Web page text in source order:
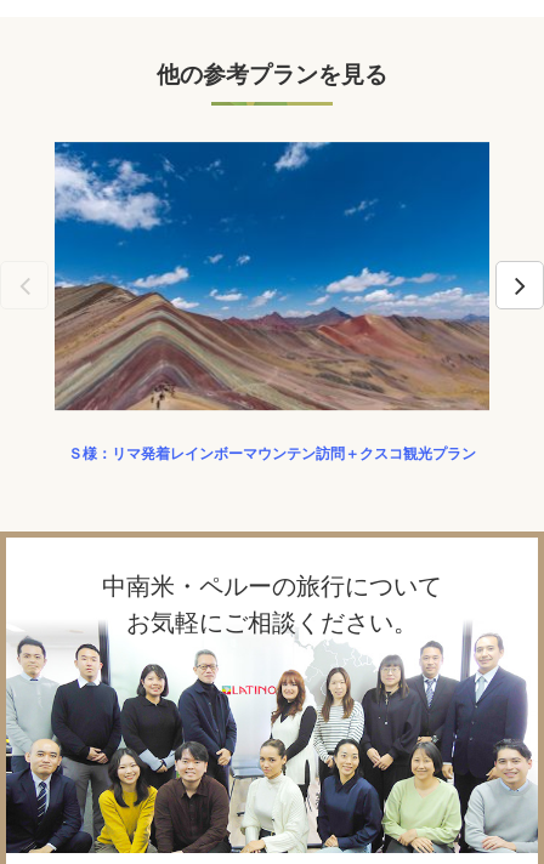
他の参考プランを見る
Ｓ様：リマ発着レインボーマウンテン訪問＋クスコ観光プラン
中南米・ペルーの旅行について
お気軽にご相談ください。